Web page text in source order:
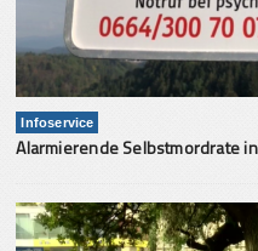
Infoservice
Alarmierende Selbstmordrate